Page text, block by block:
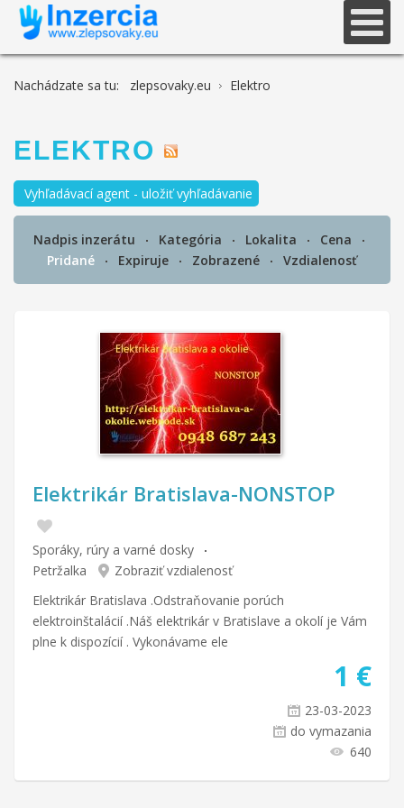
Nachádzate sa tu: zlepsovaky.eu Elektro
ELEKTRO
Vyhľadávací agent - uložiť vyhľadávanie
Nadpis inzerátu Kategória Lokalita
Cena
Pridané
Expiruje Zobrazené Vzdialenosť
Elektrikár Bratislava-NONSTOP
Sporáky, rúry a varné dosky
Petržalka
Zobraziť vzdialenosť
Elektrikár Bratislava .Odstraňovanie porúch
elektroinštalácií .Náš elektrikár v Bratislave a okolí je Vám
plne k dispozícií . Vykonávame ele
1 €
23-03-2023
do vymazania
640